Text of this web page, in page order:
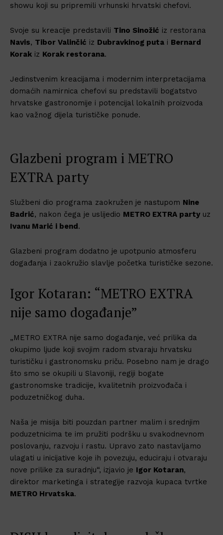
showu koji su pripremili vrhunski hrvatski chefovi.
Svoje su kreacije predstavili Tino Sinožić iz restorana
Navis, Tibor Valinčić iz Dubravkinog puta i Bernard
Korak iz Korak restorana.
Jedinstvenim kreacijama i modernim interpretacijama
domaćih namirnica chefovi su predstavili bogatstvo
hrvatske gastronomije i potencijal lokalnih proizvoda
kao važnog dijela turističke ponude.
Glazbeni program i METRO
EXTRA party
Službeni dio programa zaokružen je nastupom Nine
Badrić, nakon čega je uslijedio METRO EXTRA party uz
Ivanu Marić i bend.
Glazbeni program dodatno je upotpunio atmosferu
događanja i zaokružio slavlje početka turističke sezone.
Igor Kotaran: “METRO EXTRA
nije samo događanje”
„METRO EXTRA nije samo događanje, već prilika da
okupimo ljude koji svojim radom stvaraju hrvatsku
turističku i gastronomsku priču. Posebno nam je drago
što smo se okupili u Slavoniji, regiji bogate
gastronomske tradicije, kvalitetnih proizvođača i
poduzetničkog duha.
Naša je misija biti pouzdan partner malim i srednjim
poduzetnicima te im pružiti podršku u svakodnevnom
poslovanju, razvoju i rastu. Upravo zato nastavljamo
ulagati u inicijative koje ih povezuju, educiraju i otvaraju
nove prilike za suradnju“, izjavio je Igor Kotaran,
direktor marketinga i strategije razvoja kupaca tvrtke
METRO Hrvatska.